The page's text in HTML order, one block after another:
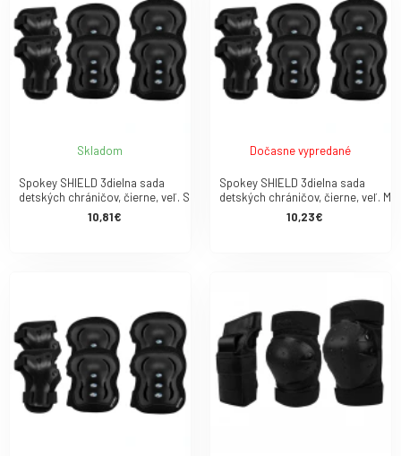
Skladom
Spokey SHIELD 3dielna sada
detských chráničov, čierne, veľ. S
10,81€
Dočasne vypredané
Spokey SHIELD 3dielna sada
detských chráničov, čierne, veľ. M
10,23€